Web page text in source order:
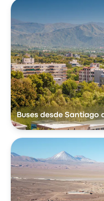
Buses desde Santiago